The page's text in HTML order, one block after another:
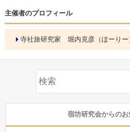
主催者のプロフィール
寺社旅研究家 堀内克彦（ほーりー
宿坊研究会からの